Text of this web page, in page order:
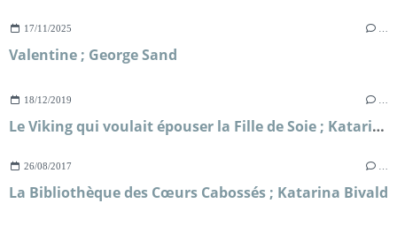
17/11/2025
Valentine ; George Sand
18/12/2019
Le Viking qui voulait épouser la Fille de Soie ; Katarina Mazetti
26/08/2017
La Bibliothèque des Cœurs Cabossés ; Katarina Bivald